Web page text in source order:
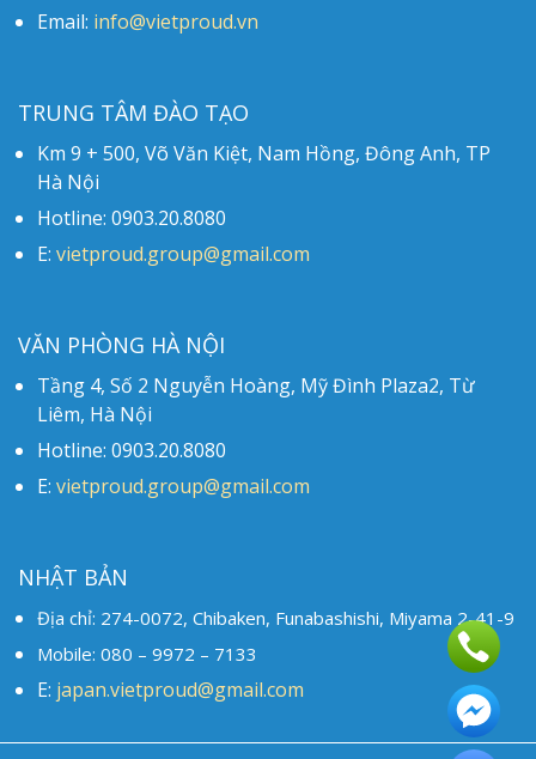
Email: info@vietproud.vn
TRUNG TÂM ĐÀO TẠO
Km 9 + 500, Võ Văn Kiệt, Nam Hồng, Đông Anh, TP
Hà Nội
Hotline: 0903.20.8080
E: vietproud.group@gmail.com
VĂN PHÒNG HÀ NỘI
Tầng 4, Số 2 Nguyễn Hoàng, Mỹ Đình Plaza2, Từ
Liêm, Hà Nội
Hotline: 0903.20.8080
E: vietproud.group@gmail.com
NHẬT BẢN
Địa chỉ: 274-0072, Chibaken, Funabashishi, Miyama 2-41-9
Mobile: 080 – 9972 – 7133
E: japan.vietproud@gmail.com